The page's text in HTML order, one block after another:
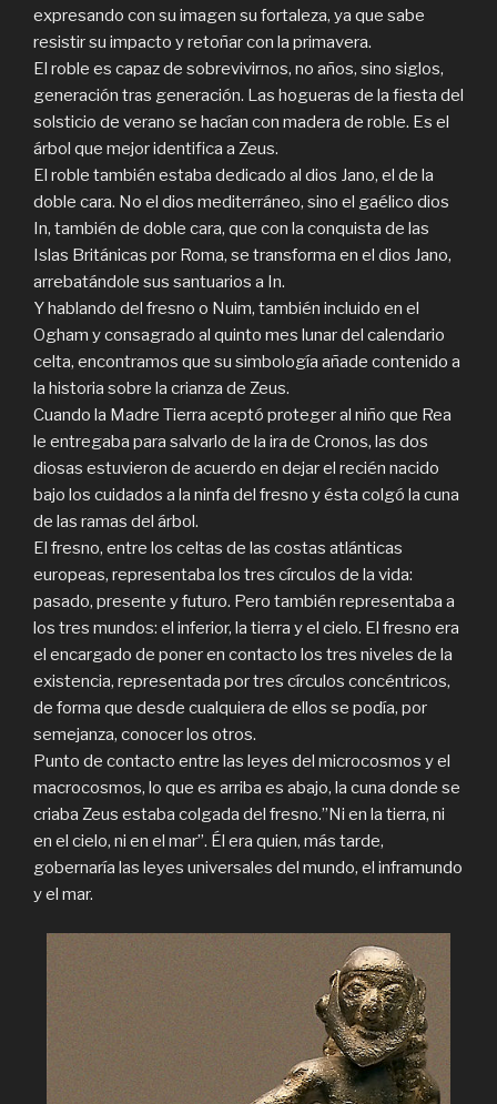
expresando con su imagen su fortaleza, ya que sabe
resistir su impacto y retoñar con la primavera.
El roble es capaz de sobrevivirnos, no años, sino siglos,
generación tras generación. Las hogueras de la fiesta del
solsticio de verano se hacían con madera de roble. Es el
árbol que mejor identifica a Zeus.
El roble también estaba dedicado al dios Jano, el de la
doble cara. No el dios mediterráneo, sino el gaélico dios
In, también de doble cara, que con la conquista de las
Islas Británicas por Roma, se transforma en el dios Jano,
arrebatándole sus santuarios a In.
Y hablando del fresno o Nuim, también incluido en el
Ogham y consagrado al quinto mes lunar del calendario
celta, encontramos que su simbología añade contenido a
la historia sobre la crianza de Zeus.
Cuando la Madre Tierra aceptó proteger al niño que Rea
le entregaba para salvarlo de la ira de Cronos, las dos
diosas estuvieron de acuerdo en dejar el recién nacido
bajo los cuidados a la ninfa del fresno y ésta colgó la cuna
de las ramas del árbol.
El fresno, entre los celtas de las costas atlánticas
europeas, representaba los tres círculos de la vida:
pasado, presente y futuro. Pero también representaba a
los tres mundos: el inferior, la tierra y el cielo. El fresno era
el encargado de poner en contacto los tres niveles de la
existencia, representada por tres círculos concéntricos,
de forma que desde cualquiera de ellos se podía, por
semejanza, conocer los otros.
Punto de contacto entre las leyes del microcosmos y el
macrocosmos, lo que es arriba es abajo, la cuna donde se
criaba Zeus estaba colgada del fresno.”Ni en la tierra, ni
en el cielo, ni en el mar”. Él era quien, más tarde,
gobernaría las leyes universales del mundo, el inframundo
y el mar.